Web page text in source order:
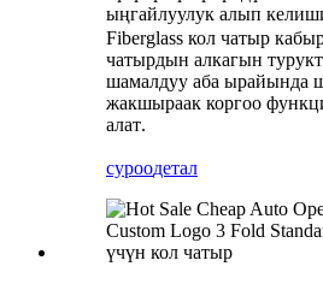
ыңгайлуулук алып
Fiberglass кол чатыр
чатырдын алкагын
шамалдуу аба ырайында
жакшыраак коргоо
алат.
суроодетал